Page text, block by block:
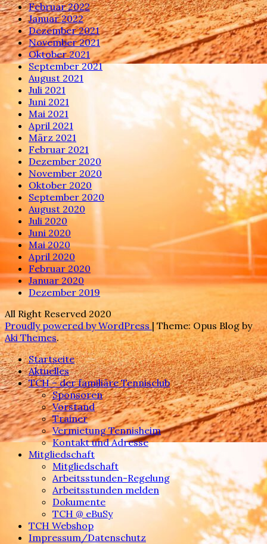
Februar 2022
Januar 2022
Dezember 2021
November 2021
Oktober 2021
September 2021
August 2021
Juli 2021
Juni 2021
Mai 2021
April 2021
März 2021
Februar 2021
Dezember 2020
November 2020
Oktober 2020
September 2020
August 2020
Juli 2020
Juni 2020
Mai 2020
April 2020
Februar 2020
Januar 2020
Dezember 2019
All Right Reserved 2020
Proudly powered by WordPress| Theme: Opus Blog by
Aki Themes.
Startseite
Aktuelles
TCH – der familiäre Tennisclub
Sponsoren
Vorstand
Trainer
Vermietung Tennisheim
Kontakt und Adresse
Mitgliedschaft
Mitgliedschaft
Arbeitsstunden-Regelung
Arbeitsstunden melden
Dokumente
TCH @ eBuSy
TCH Webshop
Impressum/Datenschutz